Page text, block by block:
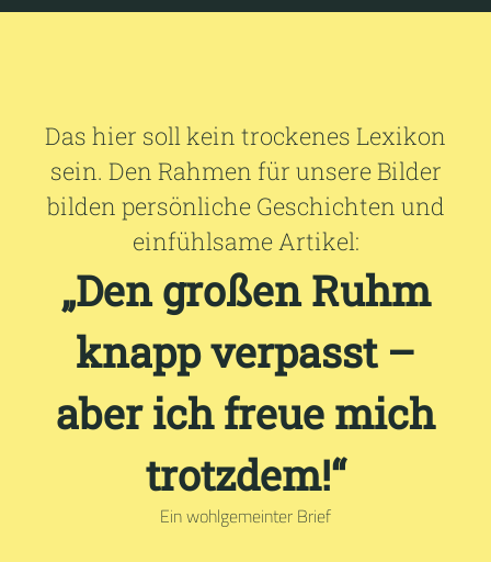
Das hier soll kein trockenes Lexikon
sein. Den Rahmen für unsere Bilder
bilden persönliche Geschichten und
einfühlsame Artikel:
„Den großen Ruhm
knapp verpasst –
aber ich freue mich
trotzdem!“
Ein wohlgemeinter Brief